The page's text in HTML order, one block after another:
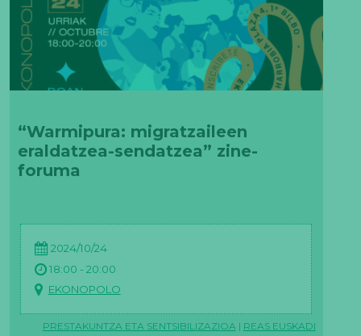
“Warmipura: migratzaileen
eraldatzea-sendatzea” zine-
foruma
2024/10/24
18:00 - 20:00
EKONOPOLO
PRESTAKUNTZA ETA SENTSIBILIZAZIOA | REAS EUSKADI